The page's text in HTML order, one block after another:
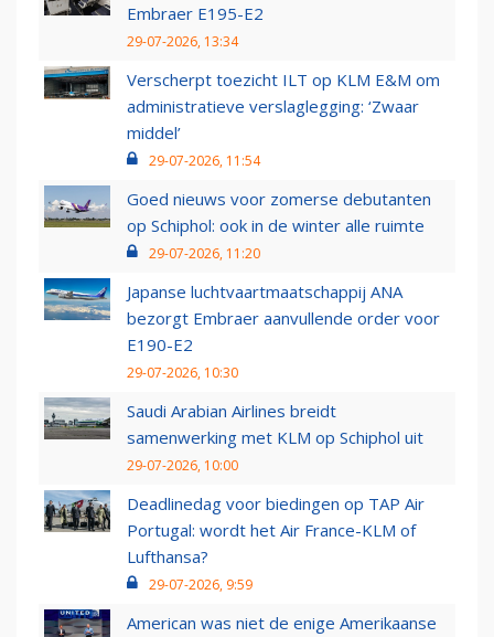
Embraer E195-E2
29-07-2026, 13:34
Verscherpt toezicht ILT op KLM E&M om
administratieve verslaglegging: ‘Zwaar
middel’
29-07-2026, 11:54
Goed nieuws voor zomerse debutanten
op Schiphol: ook in de winter alle ruimte
29-07-2026, 11:20
Japanse luchtvaartmaatschappij ANA
bezorgt Embraer aanvullende order voor
E190-E2
29-07-2026, 10:30
Saudi Arabian Airlines breidt
samenwerking met KLM op Schiphol uit
29-07-2026, 10:00
Deadlinedag voor biedingen op TAP Air
Portugal: wordt het Air France-KLM of
Lufthansa?
29-07-2026, 9:59
American was niet de enige Amerikaanse